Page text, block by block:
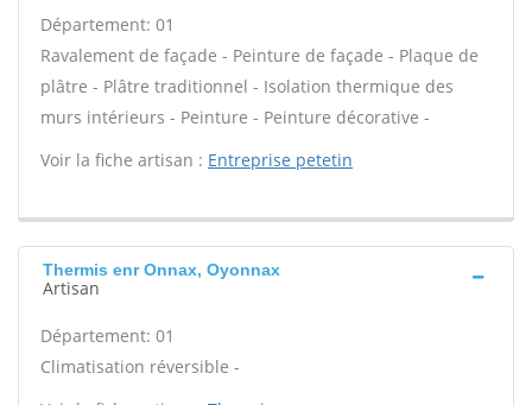
Département: 01
Ravalement de façade - Peinture de façade - Plaque de
plâtre - Plâtre traditionnel - Isolation thermique des
murs intérieurs - Peinture - Peinture décorative -
Voir la fiche artisan : Entreprise petetin
Thermis enr Onnax, Oyonnax
Artisan
Département: 01
Climatisation réversible -